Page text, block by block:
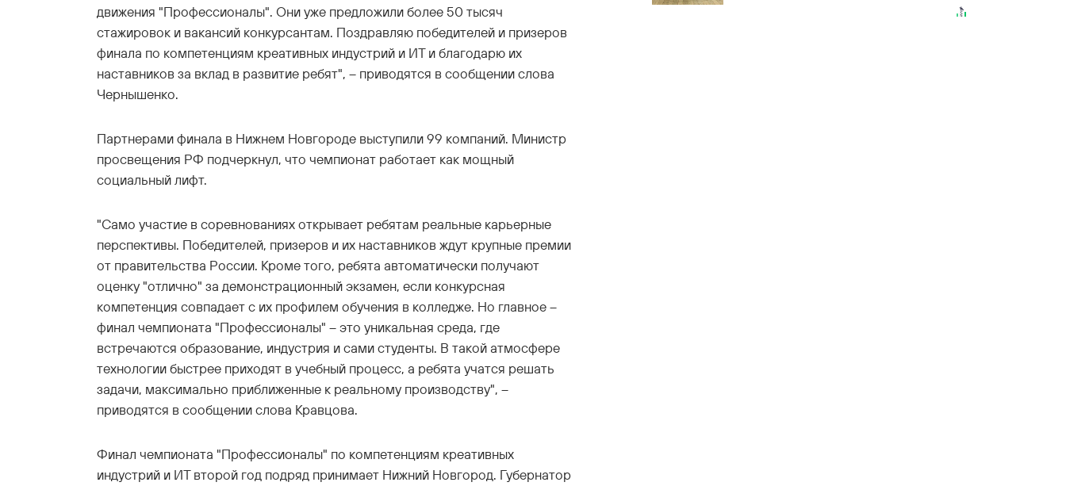
движения "Профессионалы". Они уже предложили более 50 тысяч
стажировок и вакансий конкурсантам. Поздравляю победителей и призеров
финала по компетенциям креативных индустрий и ИТ и благодарю их
наставников за вклад в развитие ребят", – приводятся в сообщении слова
Чернышенко.
Партнерами финала в Нижнем Новгороде выступили 99 компаний. Министр
просвещения РФ подчеркнул, что чемпионат работает как мощный
социальный лифт.
"Само участие в соревнованиях открывает ребятам реальные карьерные
перспективы. Победителей, призеров и их наставников ждут крупные премии
от правительства России. Кроме того, ребята автоматически получают
оценку "отлично" за демонстрационный экзамен, если конкурсная
компетенция совпадает с их профилем обучения в колледже. Но главное –
финал чемпионата "Профессионалы" – это уникальная среда, где
встречаются образование, индустрия и сами студенты. В такой атмосфере
технологии быстрее приходят в учебный процесс, а ребята учатся решать
задачи, максимально приближенные к реальному производству", –
приводятся в сообщении слова Кравцова.
Финал чемпионата "Профессионалы" по компетенциям креативных
индустрий и ИТ второй год подряд принимает Нижний Новгород. Губернатор